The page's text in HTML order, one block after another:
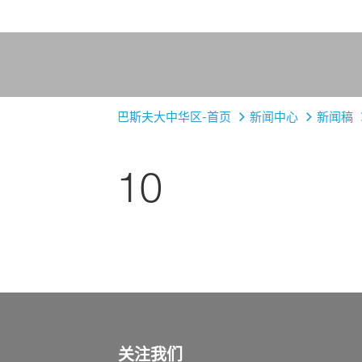
巴斯夫大中华区-首页 新闻中心 新闻稿
10
关注我们